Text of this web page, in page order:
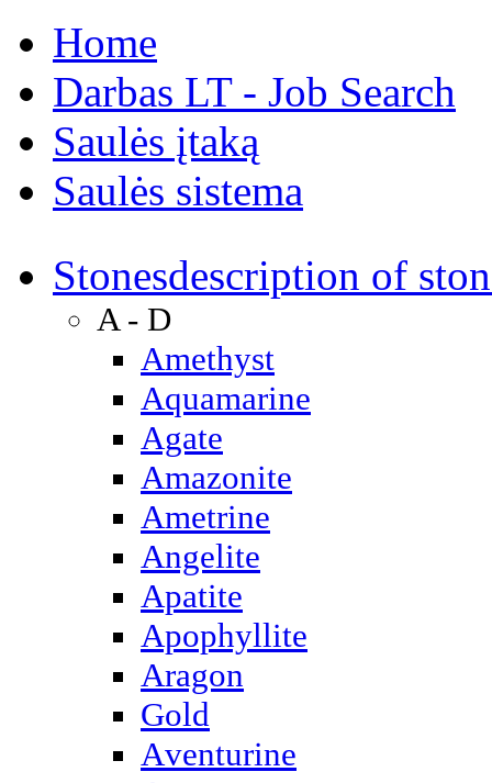
Home
Darbas LT - Job Search
Saulės įtaką
Saulės sistema
Stonesdescription of
A - D
Amethyst
Aquamarine
Agate
Amazonite
Ametrine
Angelite
Apatite
Apophyllite
Aragon
Gold
Аventurine